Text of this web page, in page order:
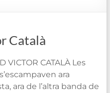
Català
VICTOR CATALÀ Les
ara
ara de l’altra banda de